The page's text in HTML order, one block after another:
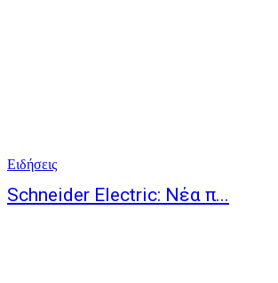
Ειδήσεις
Schneider Electric: Νέα π...